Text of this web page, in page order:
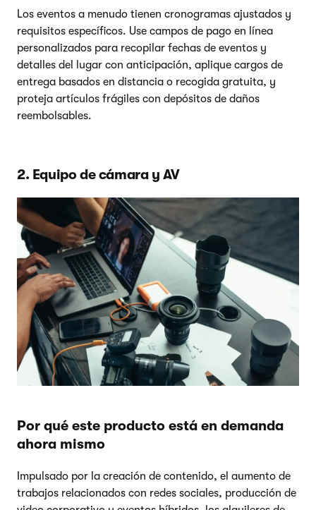
Los eventos a menudo tienen cronogramas ajustados y
requisitos específicos. Use campos de pago en línea
personalizados para recopilar fechas de eventos y
detalles del lugar con anticipación, aplique cargos de
entrega basados en distancia o recogida gratuita, y
proteja artículos frágiles con depósitos de daños
reembolsables.
2. Equipo de cámara y AV
Por qué este producto está en demanda
ahora mismo
Impulsado por la creación de contenido, el aumento de
trabajos relacionados con redes sociales, producción de